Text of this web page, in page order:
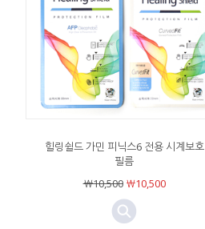
힐링쉴드 가민 피닉스6 전용 시계보호
필름
￦10,500￦10,500